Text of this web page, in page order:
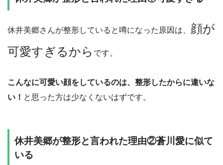
休井美郷さんが整形していると噂になった原因は、 顔が
可愛すぎるから です。
こんなに可愛い顔をしているのは、整形したからに違いな
い！ と思った方は少なくないはずです。
休井美郷が整形と言われた理由②蒼川愛に似て
いる